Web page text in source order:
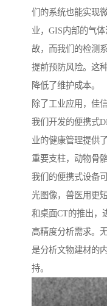
们的系统也能实现
业，GIS内部的气
故，而我们的检测
提前预防风险。这
降低了维护成本。
除了工业应用，佳
我们开发的便携式
业的健康管理提供
重要支柱，动物骨
我们的便携式设备
光图像，兽医用更
和桌面CT的推出，
高精度分析需求。
是分析文物建材的
持。